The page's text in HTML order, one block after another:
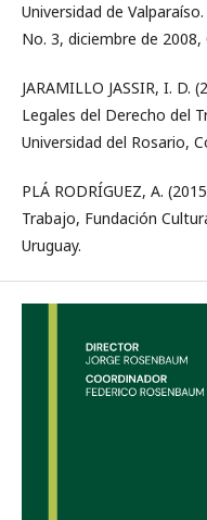
Universidad de
No. 3, diciembre de 2008,
JARAMILLO JASSIR, I.
Legales del Derecho del
Universidad del Rosario,
PLÁ RODRÍGUEZ, A.
Trabajo, Fundación
Uruguay.